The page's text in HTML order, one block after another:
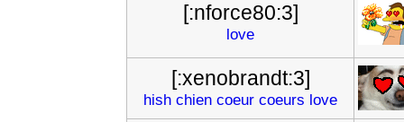
[:nforce80:3]
love
[:xenobrandt:3]
hish chien coeur coeurs love